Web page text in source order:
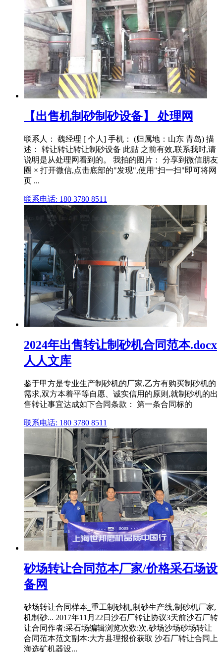
【出售机制砂制砂设备】 处理网
联系人： 魏经理 [ 个人] 手机： (归属地：山东 青岛) 描
述： 转让转让转让制砂设备 此贴 之前有效,联系我时,请
说明是从处理网看到的。 我拍的图片： 分享到微信朋友
圈 × 打开微信,点击底部的"发现",使用"扫一扫"即可将网
页 ...
联系电话: 180 3780 8511
2024年出售转让制砂机合同范本.docx
人人文库
鉴于甲方是专业生产制砂机的厂家,乙方有购买制砂机的
需求,双方本着平等自愿、诚实信用的原则,就制砂机的出
售转让事宜达成如下合同条款： 第一条合同标的
联系电话: 180 3780 8511
砂场转让合同范本厂家/价格采石场设
备网
砂场转让合同样本_重工制砂机,制砂生产线,制砂机厂家,
机制砂... 2017年11月22日沙石厂转让协议3天前沙石厂转
让合同作者:采石场编辑浏览次数:次.砂场沙场砂场转让
合同范本范文副本:大方县理报价获取 沙石厂转让合同上
海选矿机器设...